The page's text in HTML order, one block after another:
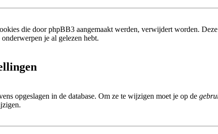
die door phpBB3 aangemaakt werden, verwijdert worden.
je al gelezen hebt.
opgeslagen in de database. Om ze te wijzigen moet je op de